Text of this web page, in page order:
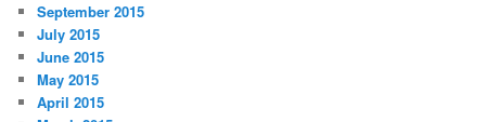
September 2015
July 2015
June 2015
May 2015
April 2015